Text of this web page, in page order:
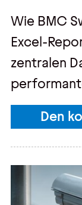
Wie BMC
zentralen
Den